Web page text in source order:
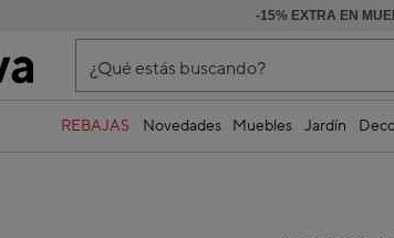
-15% EXTRA EN
¿Qué estás buscando?
REBAJAS Novedades Muebles Jardín